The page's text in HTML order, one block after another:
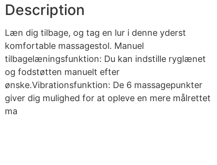
Description
Læn dig tilbage, og tag en lur i denne yderst
komfortable massagestol. Manuel
tilbagelæningsfunktion: Du kan indstille ryglænet
og fodstøtten manuelt efter
ønske.Vibrationsfunktion: De 6 massagepunkter
giver dig mulighed for at opleve en mere målrettet
ma